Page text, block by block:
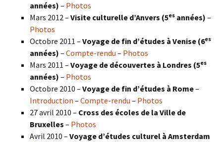
années) – Photos
Mars 2012 – Visite culturelle d’Anvers (5es années) –
Photos
Octobre 2011 – Voyage de fin d’études à Venise (6es
années) – Compte-rendu – Photos
Mars 2011 – Voyage de découvertes à Londres (5es
années) – Photos
Octobre 2010 – Voyage de fin d’études à Rome–
Introduction – Compte-rendu – Photos
27 avril 2010 – Cross des écoles de la Ville de
Bruxelles – Photos
Avril 2010 – Voyage d’études culturel à Amsterdam